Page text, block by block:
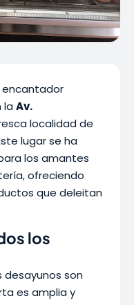
encantador
la Av.
localidad de
lugar se ha
los amantes
ofreciendo
que deleitan
los
desayunos son
es amplia y